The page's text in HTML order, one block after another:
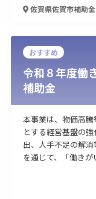
佐賀県佐賀市補助金
おすすめ
令和８年度働
補助金
本事業は、物価高
とする経営基盤の
出、人手不足の解
を通じて、「働きが